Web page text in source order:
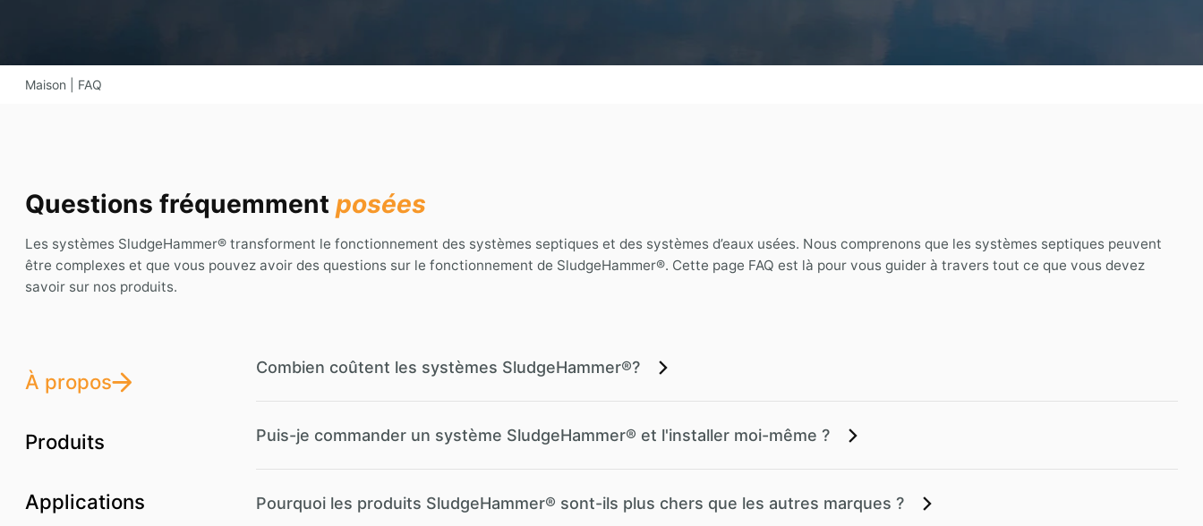
Maison FAQ
Questions fréquemment posées
Les systèmes SludgeHammer® transforment le fonctionnement des systèmes septiques et des systèmes d’eaux usées. Nous comprenons que les systèmes septiques peuvent
être complexes et que vous pouvez avoir des questions sur le fonctionnement de SludgeHammer®. Cette page FAQ est là pour vous guider à travers tout ce que vous devez
savoir sur nos produits.
À propos
Produits
Applications
Combien coûtent les systèmes SludgeHammer®?
Puis-je commander un système SludgeHammer® et l'installer moi-même ?
Pourquoi les produits SludgeHammer® sont-ils plus chers que les autres marques ?